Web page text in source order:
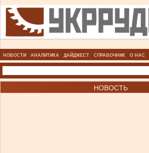
НОВОСТИ АНАЛИТИКА ДАЙДЖЕСТ СПРАВОЧНИК О НАС
НОВОСТЬ